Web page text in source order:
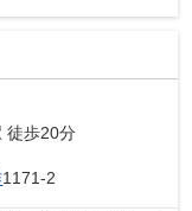
徒歩20分
1171-2